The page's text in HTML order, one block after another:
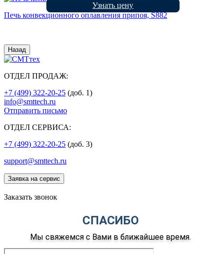
Печь конвекционного оплавления припоя, S882
Узнать цену
Назад
ОТДЕЛ ПРОДАЖ:
+7 (499) 322-20-25 (доб. 1)
info@smttech.ru
Отправить письмо
ОТДЕЛ СЕРВИСА:
+7 (499) 322-20-25 (доб. 3)
support@smttech.ru
Заявка на сервис
Заказать звонок
СПАСИБО
Мы свяжемся с Вами в ближайшее время.